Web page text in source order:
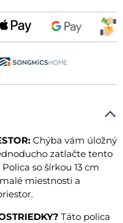
Chýba vám úložný
zatlačte tento
so šírkou 13 cm
miestnosti a
Táto polica